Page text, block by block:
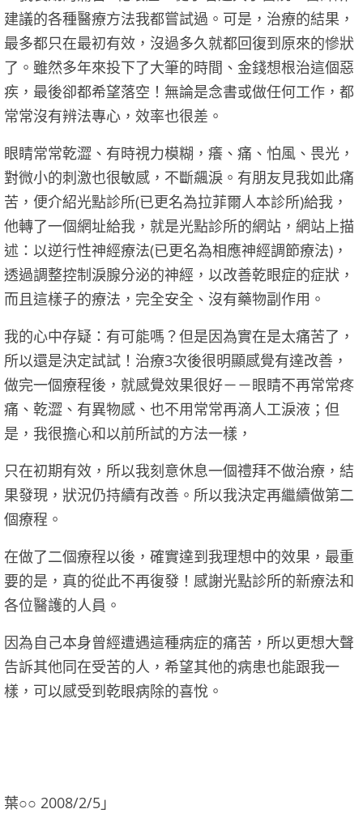
建議的各種醫療方法我都嘗試過。可是，治療的結果，
最多都只在最初有效，沒過多久就都回復到原來的慘狀
了。雖然多年來投下了大筆的時間、金錢想根治這個惡
疾，最後卻都希望落空！無論是念書或做任何工作，都
常常沒有辨法專心，效率也很差。
眼睛常常乾澀、有時視力模糊，癢、痛、怕風、畏光，
對微小的刺激也很敏感，不斷飆淚。有朋友見我如此痛
苦，便介紹光點診所(已更名為拉菲爾人本診所)給我，
他轉了一個網址給我，就是光點診所的網站，網站上描
述：以逆行性神經療法(已更名為相應神經調節療法)，
透過調整控制淚腺分泌的神經，以改善乾眼症的症狀，
而且這樣子的療法，完全安全、沒有藥物副作用。
我的心中存疑：有可能嗎？但是因為實在是太痛苦了，
所以還是決定試試！治療3次後很明顯感覺有達改善，
做完一個療程後，就感覺效果很好－－眼睛不再常常疼
痛、乾澀、有異物感、也不用常常再滴人工淚液；但
是，我很擔心和以前所試的方法一樣，
只在初期有效，所以我刻意休息一個禮拜不做治療，結
果發現，狀況仍持續有改善。所以我決定再繼續做第二
個療程。
在做了二個療程以後，確實達到我理想中的效果，最重
要的是，真的從此不再復發！感謝光點診所的新療法和
各位醫護的人員。
因為自己本身曾經遭遇這種病症的痛苦，所以更想大聲
告訴其他同在受苦的人，希望其他的病患也能跟我一
樣，可以感受到乾眼病除的喜悅。
葉○○ 2008/2/5」